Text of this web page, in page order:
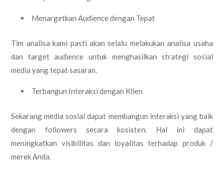
Menargetkan Audience dengan Tepat
Tim analisa kami pasti akan selalu melakukan analisa usaha
dan target audience untuk menghasilkan strategi sosial
media yang tepat sasaran.
Terbangun Interaksi dengan Klien
Sekarang media sosial dapat membangun interaksi yang baik
dengan followers secara kosisten. Hal ini dapat
meningkatkan visibilitas dan loyalitas terhadap produk /
merek Anda.